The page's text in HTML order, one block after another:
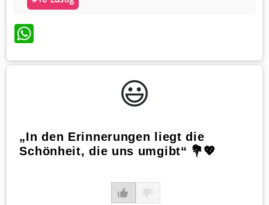
WhatsApp
😃️
„In den Erinnerungen liegt die
Schönheit, die uns umgibt“ 💐💖